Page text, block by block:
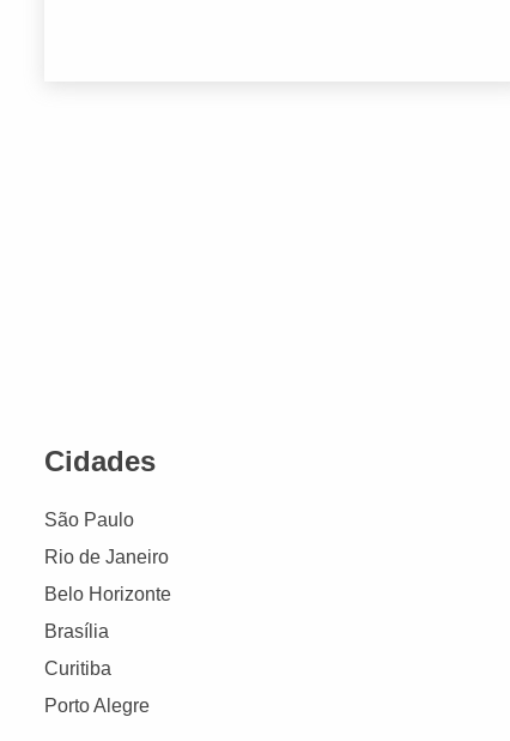
Cidades
São Paulo
Rio de Janeiro
Belo Horizonte
Brasília
Curitiba
Porto Alegre